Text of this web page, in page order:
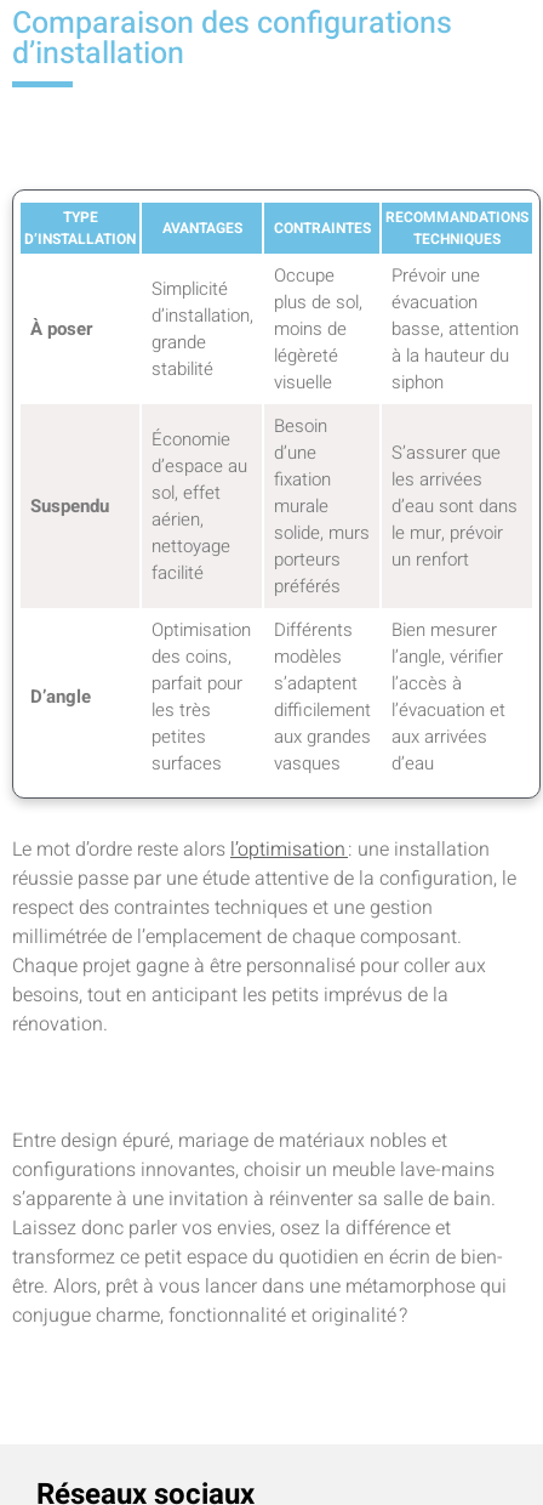
Comparaison des configurations
d’installation
TYPE
D’INSTALLATION
AVANTAGES CONTRAINTES
RECOMMANDATIONS
TECHNIQUES
À poser
Simplicité
d’installation,
grande
stabilité
Occupe
plus de sol,
moins de
légèreté
visuelle
Prévoir une
évacuation
basse, attention
à la hauteur du
siphon
Suspendu
Économie
d’espace au
sol, effet
aérien,
nettoyage
facilité
Besoin
d’une
fixation
murale
solide, murs
porteurs
préférés
S’assurer que
les arrivées
d’eau sont dans
le mur, prévoir
un renfort
D’angle
Optimisation
des coins,
parfait pour
les très
petites
surfaces
Différents
modèles
s’adaptent
difficilement
aux grandes
vasques
Bien mesurer
l’angle, vérifier
l’accès à
l’évacuation et
aux arrivées
d’eau
Le mot d’ordre reste alorsl’optimisation: une installation
réussie passe par une étude attentive de la configuration, le
respect des contraintes techniques et une gestion
millimétrée de l’emplacement de chaque composant.
Chaque projet gagne à être personnalisé pour coller aux
besoins, tout en anticipant les petits imprévus de la
rénovation.
Entre design épuré, mariage de matériaux nobles et
configurations innovantes, choisir un meuble lave-mains
s’apparente à une invitation à réinventer sa salle de bain.
Laissez donc parler vos envies, osez la différence et
transformez ce petit espace du quotidien en écrin de bien-
être. Alors, prêt à vous lancer dans une métamorphose qui
conjugue charme, fonctionnalité et originalité ?
Réseaux sociaux